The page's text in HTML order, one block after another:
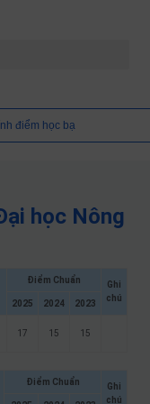
điểm học bạ
học Nông
Điểm Chuẩn
Ghi
chú
2025 2024 2023
17 15 15
Điểm Chuẩn
Ghi
chú